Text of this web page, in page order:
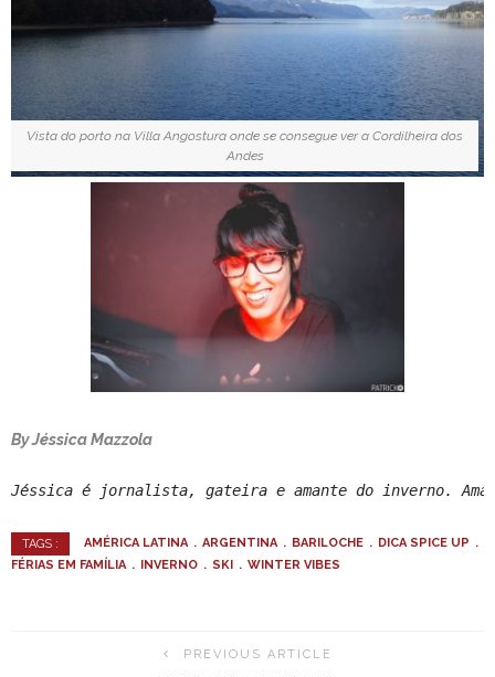
Vista do porto na Villa Angostura onde se consegue ver a Cordilheira dos
Andes
By Jéssica Mazzola
Jéssica é jornalista, gateira e amante do inverno. Ama
TAGS : AMÉRICA LATINA ARGENTINA BARILOCHE
DICA SPICE UP
FÉRIAS EM FAMÍLIA
INVERNO SKI WINTER VIBES
PREVIOUS ARTICLE